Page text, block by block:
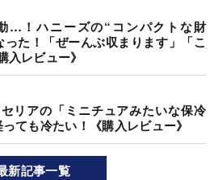
…！ハニーズの“コンパクトな財
た！「ぜーんぶ収まります」「こ
入レビュー》
リアの「ミニチュアみたいな保冷
ても冷たい！《購入レビュー》
新記事一覧